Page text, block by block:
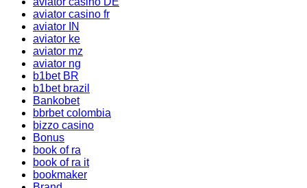
aviator casino fr
aviator IN
aviator ke
aviator mz
aviator ng
b1bet BR
b1bet brazil
Bankobet
bbrbet colombia
bizzo casino
Bonus
book of ra
book of ra it
bookmaker